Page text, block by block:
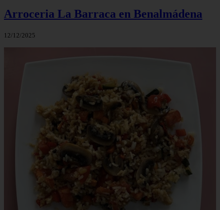
Arroceria La Barraca en Benalmádena
12/12/2025